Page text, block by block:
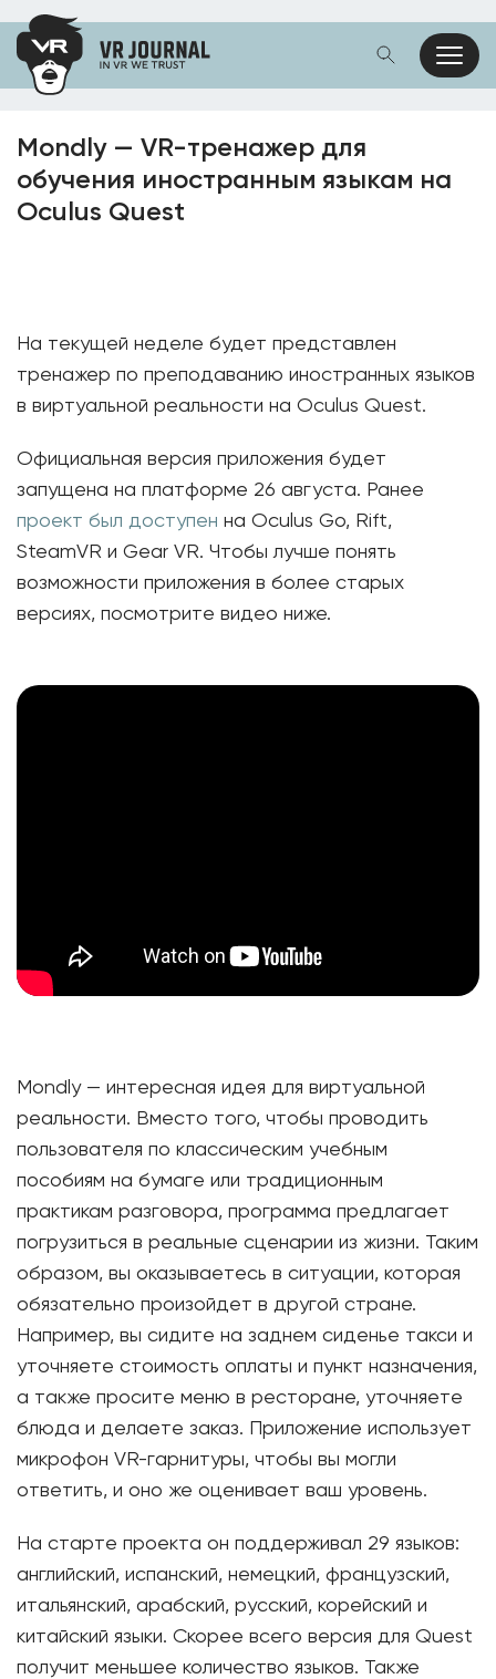
Mondly — VR-тренажер для
обучения иностранным языкам на
Oculus Quest
На текущей неделе будет представлен
тренажер по преподаванию иностранных языков
в виртуальной реальности на Oculus Quest.
Официальная версия приложения будет
запущена на платформе 26 августа. Ранее
проект был доступен на Oculus Go, Rift,
SteamVR и Gear VR. Чтобы лучше понять
возможности приложения в более старых
версиях, посмотрите видео ниже.
Mondly — интересная идея для виртуальной
реальности. Вместо того, чтобы проводить
пользователя по классическим учебным
пособиям на бумаге или традиционным
практикам разговора, программа предлагает
погрузиться в реальные сценарии из жизни. Таким
образом, вы оказываетесь в ситуации, которая
обязательно произойдет в другой стране.
Например, вы сидите на заднем сиденье такси и
уточняете стоимость оплаты и пункт назначения,
а также просите меню в ресторане, уточняете
блюда и делаете заказ. Приложение использует
микрофон VR-гарнитуры, чтобы вы могли
ответить, и оно же оценивает ваш уровень.
На старте проекта он поддерживал 29 языков:
английский, испанский, немецкий, французский,
итальянский, арабский, русский, корейский и
китайский языки. Скорее всего версия для Quest
получит меньшее количество языков. Также